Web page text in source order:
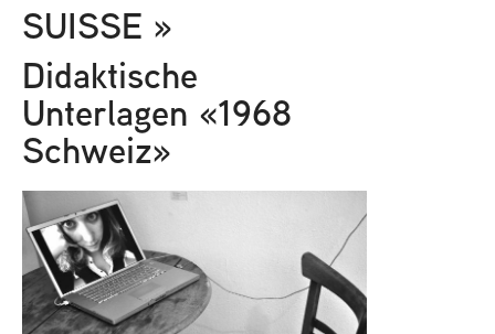
SUISSE »
Didaktische
Unterlagen «1968
Schweiz»